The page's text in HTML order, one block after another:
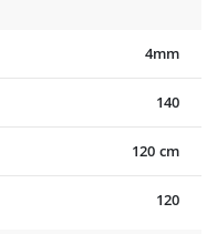
4mm
140
120 cm
120